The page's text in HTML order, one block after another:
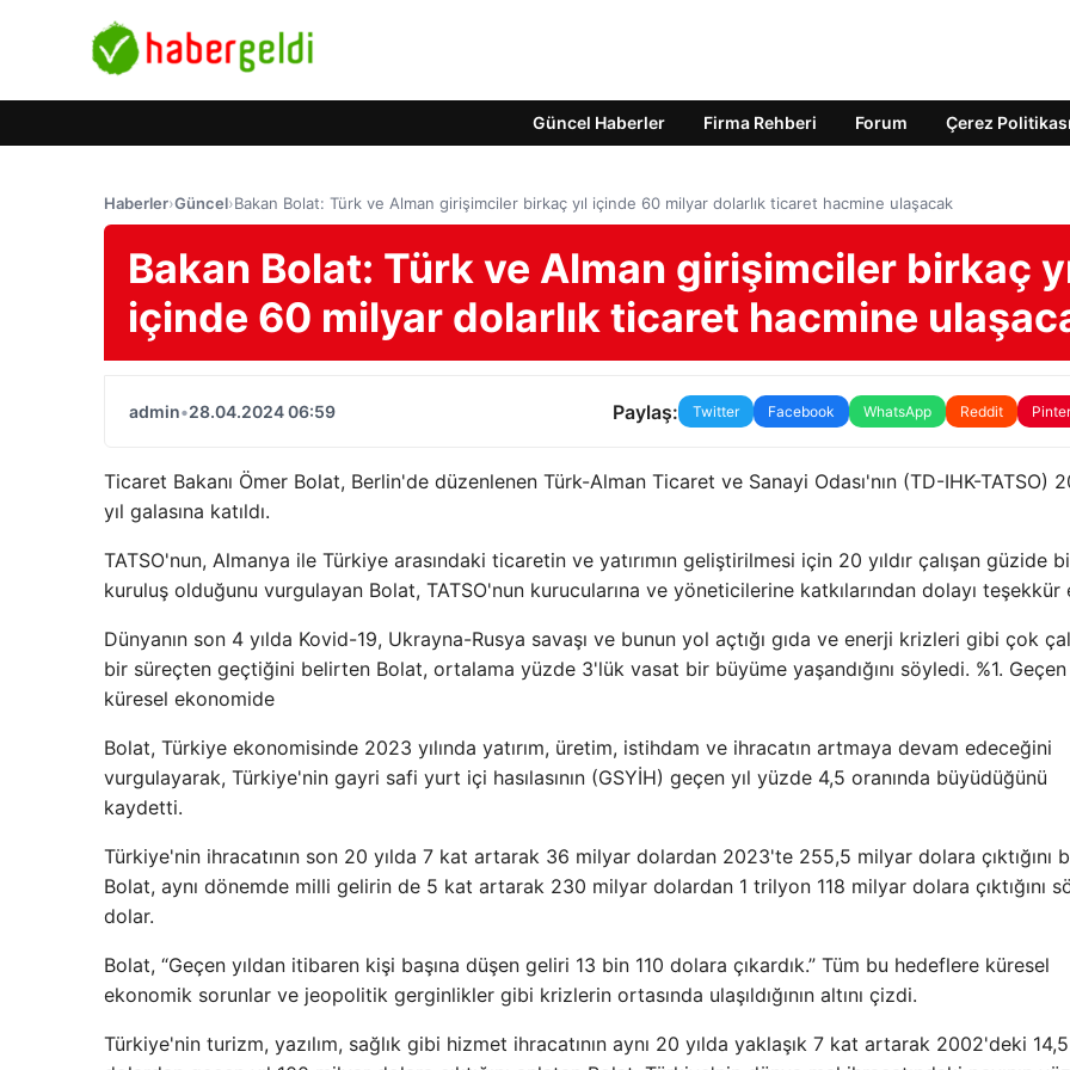
Güncel Haberler Firma Rehberi Forum Çerez Politikası
Haberler›Güncel›Bakan Bolat: Türk ve Alman girişimciler birkaç yıl içinde 60 milyar dolarlık ticaret hacmine ulaşacak
Bakan Bolat: Türk ve Alman girişimciler birkaç
içinde 60 milyar dolarlık ticaret hacmine
admin•28.04.2024 06:59 Paylaş: Twitter Facebook WhatsApp Reddit
Ticaret Bakanı Ömer Bolat, Berlin'de düzenlenen Türk-Alman Ticaret ve Sanayi Odası'nın (TD-IHK-TATSO)
yıl galasına katıldı.
TATSO'nun, Almanya ile Türkiye arasındaki ticaretin ve yatırımın geliştirilmesi için 20 yıldır çalışan güzide
kuruluş olduğunu vurgulayan Bolat, TATSO'nun kurucularına ve yöneticilerine katkılarından dolayı teşekkür
Dünyanın son 4 yılda Kovid-19, Ukrayna-Rusya savaşı ve bunun yol açtığı gıda ve enerji krizleri gibi çok
bir süreçten geçtiğini belirten Bolat, ortalama yüzde 3'lük vasat bir büyüme yaşandığını söyledi. %1. Geçen
küresel ekonomide
Bolat, Türkiye ekonomisinde 2023 yılında yatırım, üretim, istihdam ve ihracatın artmaya devam edeceğini
vurgulayarak, Türkiye'nin gayri safi yurt içi hasılasının (GSYİH) geçen yıl yüzde 4,5 oranında büyüdüğünü
kaydetti.
Türkiye'nin ihracatının son 20 yılda 7 kat artarak 36 milyar dolardan 2023'te 255,5 milyar dolara çıktığını
Bolat, aynı dönemde milli gelirin de 5 kat artarak 230 milyar dolardan 1 trilyon 118 milyar dolara çıktığını
dolar.
Bolat, “Geçen yıldan itibaren kişi başına düşen geliri 13 bin 110 dolara çıkardık.” Tüm bu hedeflere küresel
ekonomik sorunlar ve jeopolitik gerginlikler gibi krizlerin ortasında ulaşıldığının altını çizdi.
Türkiye'nin turizm, yazılım, sağlık gibi hizmet ihracatının aynı 20 yılda yaklaşık 7 kat artarak 2002'deki